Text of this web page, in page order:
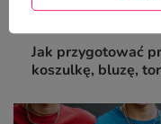
Jak przygotować
koszulkę, bluzę,